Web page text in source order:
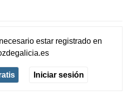
estar registradoen
Iniciar sesión